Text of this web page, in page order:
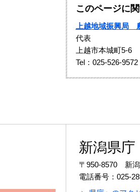
このページに
上越地域振興局
代表
上越市本城町5-6
Tel：025-526-9572
新潟県庁
〒950-8570 新
電話番号：025-